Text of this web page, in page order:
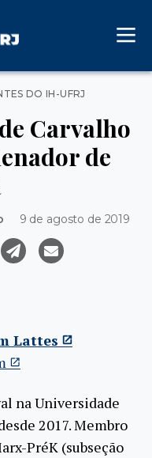
DO IH-UFRJ
Carvalho
de
9 de agosto de 2019
Lattes
na Universidade
2017. Membro
PréK (subseção